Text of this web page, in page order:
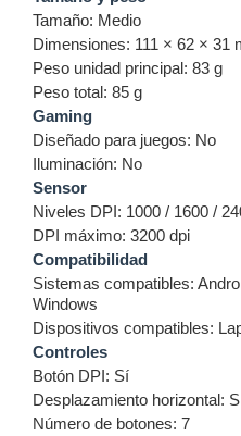
Tamaño: Medio
Dimensiones: 111 × 62 × 31
Peso unidad principal: 83 g
Peso total: 85 g
Gaming
Diseñado para juegos: No
Iluminación: No
Sensor
Niveles DPI: 1000 / 1600 /
DPI máximo: 3200 dpi
Compatibilidad
Sistemas compatibles:
Windows
Dispositivos compatibles:
Controles
Botón DPI: Sí
Desplazamiento horizontal:
Número de botones: 7